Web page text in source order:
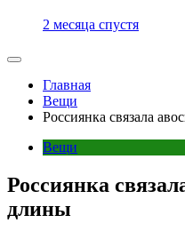
2 месяца спустя
Главная
Вещи
Россиянка связала
Вещи
Россиянка
длины